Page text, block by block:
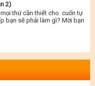
2)
thứ cần thiết cho cuốn tự
bạn sẽ phải làm gì? Mời bạn